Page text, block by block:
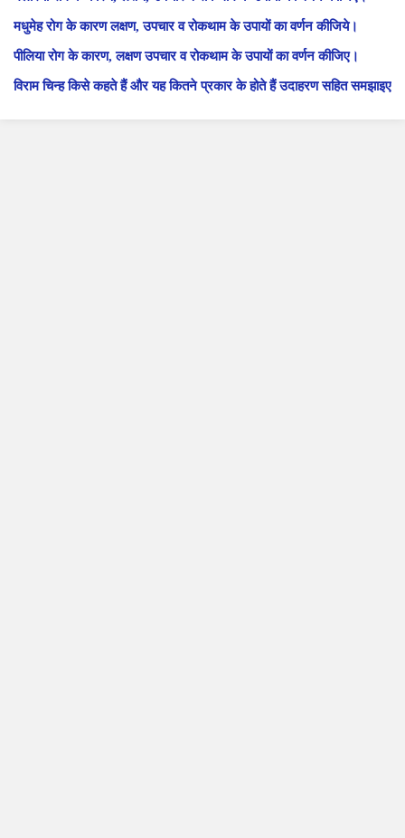
मधुमेह रोग के कारण लक्षण, उपचार व रोकथाम के उपायों का वर्णन कीजिये।
पीलिया रोग के कारण, लक्षण उपचार व रोकथाम के उपायों का वर्णन कीजिए।
विराम चिन्ह किसे कहते हैं और यह कितने प्रकार के होते हैं उदाहरण सहित समझाइए